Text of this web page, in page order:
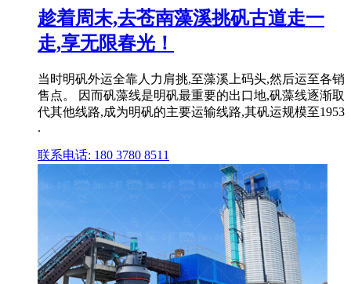
趁着周末,去苍南藻溪挑矾古道走一
走,享无限春光！
当时明矾外运全靠人力肩挑,至藻溪上码头,然后运至各销
售点。 因而矾藻线是明矾最重要的出口地,矾藻线逐渐取
代其他线路,成为明矾的主要运输线路,其矾运规模至1953
.
联系电话: 180 3780 8511